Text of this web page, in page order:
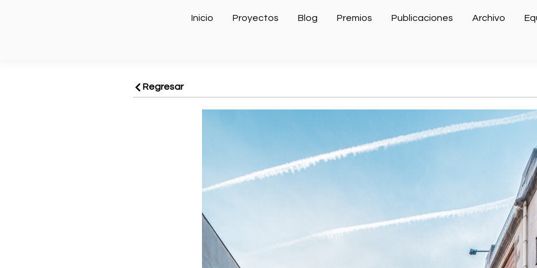
Inicio Proyectos Blog Premios Publicaciones Archivo
Regresar